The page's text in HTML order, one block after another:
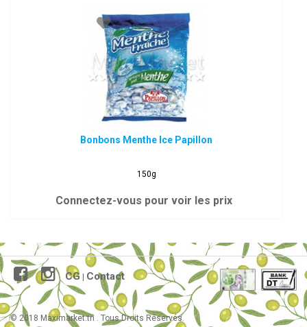
Bonbons Menthe Ice Papillon
150g
Connectez-vous pour voir les prix
CG Contact
© 2018 Maximarket.tn . Tous Droits Réservés.